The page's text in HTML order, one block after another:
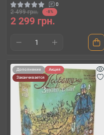
0
2 499 грн. -8%
2 299 грн.
Дополнение
Акция
Заканчивается